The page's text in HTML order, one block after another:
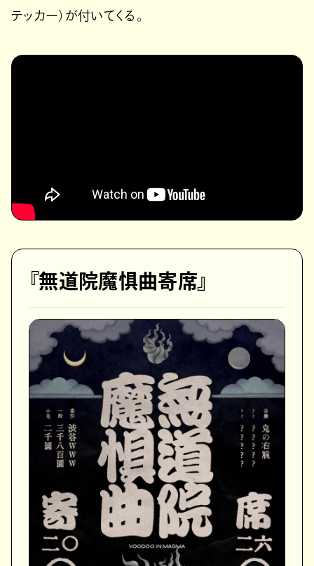
テッカー）が付いてくる。
『無道院魔惧曲寄席』